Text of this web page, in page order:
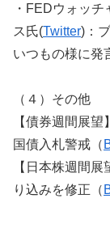
・FEDウォッ
ス氏(Twitter)：
いつもの様に発
（４）その他
【債券週間展
国債入札警戒（
【日本株週間
り込みを修正（